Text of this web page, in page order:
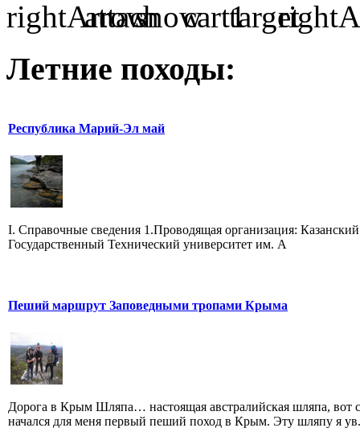
Летние походы:
Республика Марий-Эл май
I. Справочные сведения 1.Проводящая организация: Казанский
Государственный Технический университет им. А
Пеший маршрут Заповедными тропами Крыма
Дорога в Крым Шляпа… настоящая австралийская шляпа, вот
начался для меня первый пеший поход в Крым. Эту шляпу я